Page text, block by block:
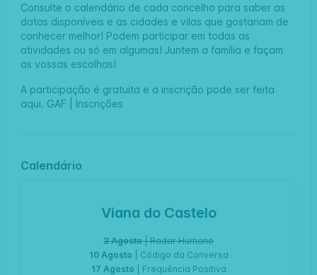
Consulte o calendário de cada concelho para saber as
datas disponíveis e as cidades e vilas que gostariam de
conhecer melhor! Podem participar em todas as
atividades ou só em algumas! Juntem a família e façam
as vossas escolhas!
A participação é gratuita e a inscrição pode ser feita
aqui. GAF | Inscrições
Calendário
Viana do Castelo
3 Agosto| Radar Humano
10 Agosto | Código da Conversa
17 Agosto | Frequência Positiva